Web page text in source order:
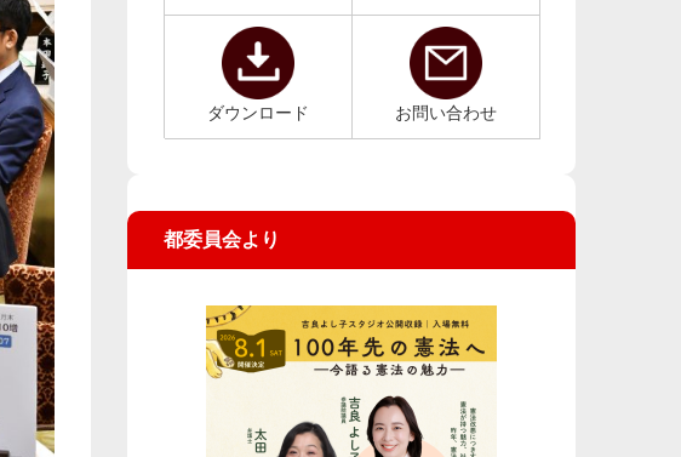
ダウンロード お問い合わせ
都委員会より